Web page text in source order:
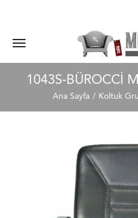
1043S-BÜROCCI
Ana Sayfa Koltuk